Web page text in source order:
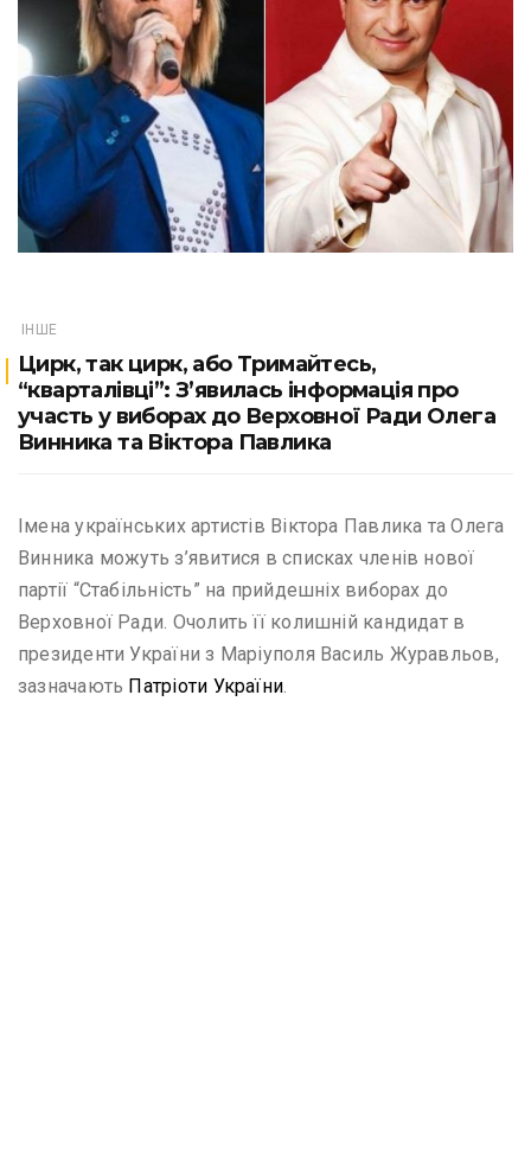
ІНШЕ
Цирк, так цирк, або Тримайтесь,
“кварталівці”: З’явилась інформація про
участь у виборах до Верховної Ради Олега
Винника та Віктора Павлика
Імена українських артистів Віктора Павлика та Олега
Винника можуть з’явитися в списках членів нової
партії “Стабільність” на прийдешніх виборах до
Верховної Ради. Очолить її колишній кандидат в
президенти України з Маріуполя Василь Журавльов,
зазначають Патріоти України.